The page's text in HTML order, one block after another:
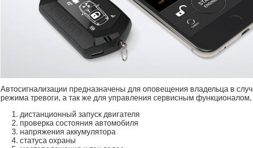
Автосигнализации предназначены для оповещения владельца в
режима тревоги, а так же для управления сервисным функционалом,
дистанционный запуск двигателя
проверка состояния автомобиля
напряжения аккумулятора
статуса охраны